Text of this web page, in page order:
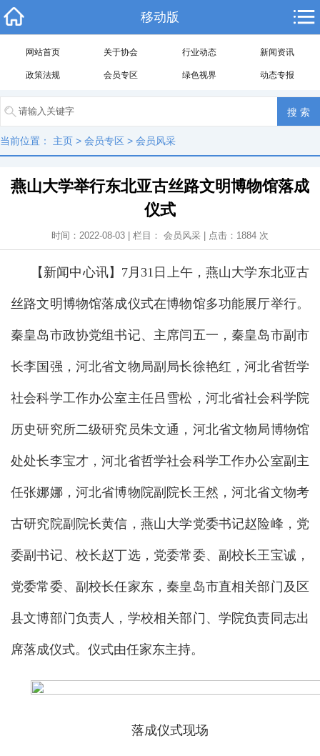
移动版
网站首页 关于协会 行业动态 新闻资讯
政策法规 会员专区 绿色视界 动态专报
当前位置： 主页 > 会员专区 > 会员风采
燕山大学举行东北亚古丝路文明博物馆落成
仪式
时间：2022-08-03 | 栏目： 会员风采 | 点击： 1884 次
【新闻中心讯】7月31日上午，燕山大学东北亚古
丝路文明博物馆落成仪式在博物馆多功能展厅举行。
秦皇岛市政协党组书记、主席闫五一，秦皇岛市副市
长李国强，河北省文物局副局长徐艳红，河北省哲学
社会科学工作办公室主任吕雪松，河北省社会科学院
历史研究所二级研究员朱文通，河北省文物局博物馆
处处长李宝才，河北省哲学社会科学工作办公室副主
任张娜娜，河北省博物院副院长王然，河北省文物考
古研究院副院长黄信，燕山大学党委书记赵险峰，党
委副书记、校长赵丁选，党委常委、副校长王宝诚，
党委常委、副校长任家东，秦皇岛市直相关部门及区
县文博部门负责人，学校相关部门、学院负责同志出
席落成仪式。仪式由任家东主持。
落成仪式现场